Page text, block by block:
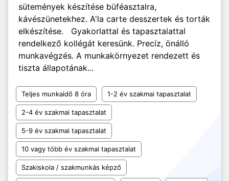
sütemények készítése büféasztalra,
kávészünetekhez. A'la carte desszertek és torták
elkészítése. Gyakorlattal és tapasztalattal
rendelkező kollégát keresünk. Precíz, önálló
munkavégzés. A munkakörnyezet rendezett és
tiszta állapotának...
Teljes munkaidő 8 óra 1-2 év szakmai tapasztalat
2-4 év szakmai tapasztalat
5-9 év szakmai tapasztalat
10 vagy több év szakmai tapasztalat
Szakiskola / szakmunkás képző